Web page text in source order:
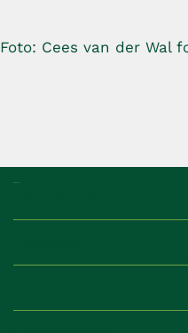
Foto: Cees van der Wal